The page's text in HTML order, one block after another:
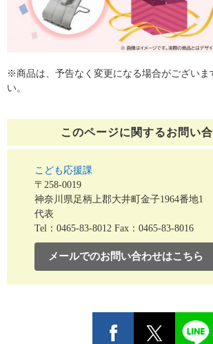
※商品は、予告なく変更になる場合がございま
い。
このページに関するお問い
こども応援課
〒258-0019
神奈川県足柄上郡大井町金子1964番地1
代表
Tel：0465-83-8012 Fax：0465-83-8016
メールでのお問い合わせはこちら